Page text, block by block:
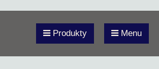
Produkty Menu